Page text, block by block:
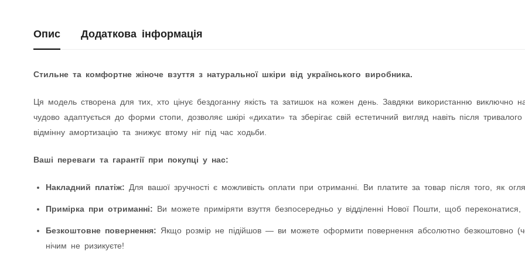
Опис Додаткова інформація
Стильне та комфортне жіноче взуття з натуральної шкіри від українського виробника.
Ця модель створена для тих, хто цінує бездоганну якість та затишок на кожен день. Завдяки використанню виключно
чудово адаптується до форми стопи, дозволяє шкірі «дихати» та зберігає свій естетичний вигляд навіть після
відмінну амортизацію та знижує втому ніг під час ходьби.
Ваші переваги та гарантії при покупці у нас:
Накладний платіж: Для вашої зручності є можливість оплати при отриманні. Ви платите за товар після того, як
Примірка при отриманні: Ви можете приміряти взуття безпосередньо у відділенні Нової Пошти, щоб
Безкоштовне повернення: Якщо розмір не підійшов — ви можете оформити повернення абсолютно безкоштовно
нічим не ризикуєте!